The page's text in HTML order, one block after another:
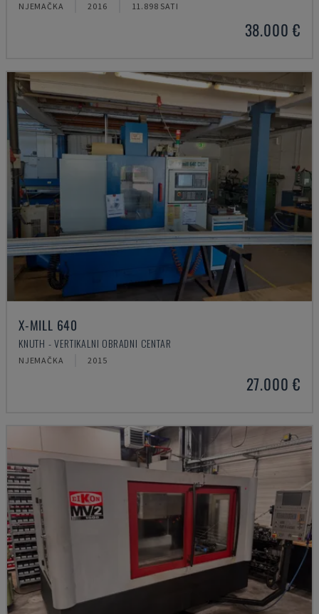
NJEMAČKA 2016 11.898 SATI
38.000 €
X-MILL 640
KNUTH - VERTIKALNI OBRADNI CENTAR
NJEMAČKA 2015
27.000 €